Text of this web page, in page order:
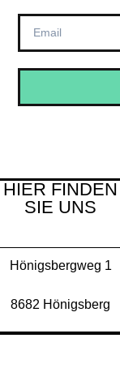
HIER FINDEN
SIE UNS
Hönigsbergweg 1
8682 Hönigsberg